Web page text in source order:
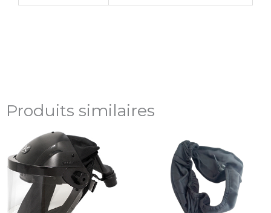
Produits similaires